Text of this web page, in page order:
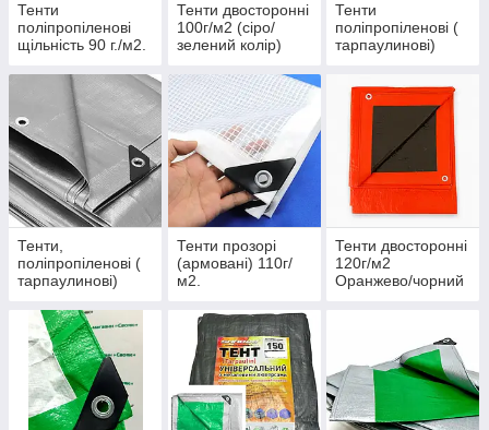
Тенти
поліпропіленові
щільність 90 г./м2.
Укріплений край.
Тенти двосторонні
100г/м2 (сіро/
зелений колір)
Тенти
поліпропіленові (
тарпаулинові)
Посилений край.
Тенти,
поліпропіленові (
тарпаулинові)
(колір сірий).
Польща
(оригінал).
Тенти прозорі
(армовані) 110г/
м2.
Тенти двосторонні
120г/м2
Оранжево/чорний